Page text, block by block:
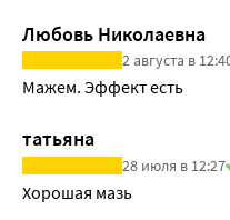
Любовь Николаевна
2 августа в
Мажем. Эффект есть
татьяна
28 июля в 12:27
Хорошая мазь